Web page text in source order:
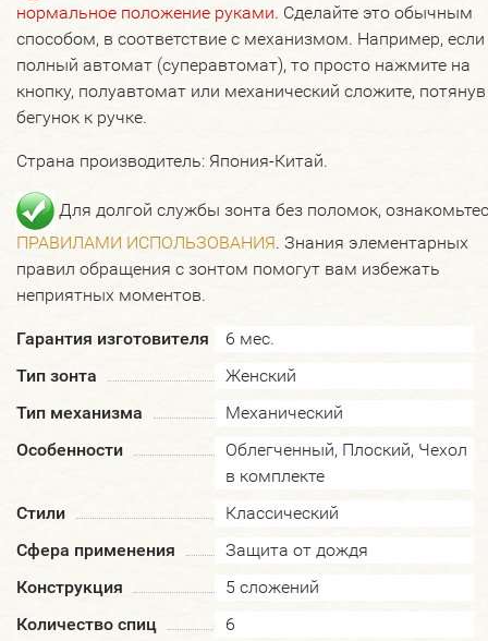
нормальное положение руками. Сделайте это обычным
способом, в соответствие с механизмом. Например, если
полный автомат (суперавтомат), то просто нажмите на
кнопку, полуавтомат или механический сложите, потянув
бегунок к ручке.
Страна производитель: Япония-Китай.
Для долгой службы зонта без поломок,
ПРАВИЛАМИ ИСПОЛЬЗОВАНИЯ. Знания элементарных
правил обращения с зонтом помогут вам избежать
неприятных моментов.
Гарантия изготовителя
6 мес.
Тип зонта
Женский
Тип механизма
Механический
Особенности
Облегченный, Плоский, Чехол
в комплекте
Стили
Классический
Сфера применения
Защита от дождя
Конструкция
5 сложений
Количество спиц
6